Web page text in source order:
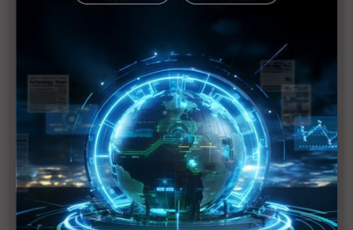
MLCC訂單過熱、出貨比創高 村田示警全球AI基
2027全年記憶體產能提前售罄 買家「祕而不
宣」只怕買不夠
英特爾EMIB良率達標 聯發科第2代ASIC產品
2028準時量產
光進銅退更明確？ 聯發科估SerDes 448G為銅
線「最終戰場」